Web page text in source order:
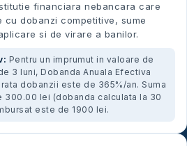
financiara nebancara care
dobanzi competitive, sume
si de virare a banilor.
Pentru un imprumut in valoare de
3 luni, Dobanda Anuala Efectiva
dobanzii este de 365%/an. Suma
300.00 lei (dobanda calculata la 30
este de 1900 lei.